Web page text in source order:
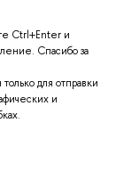
Ctrl+Enter и
Спасибо за
для отправки
и